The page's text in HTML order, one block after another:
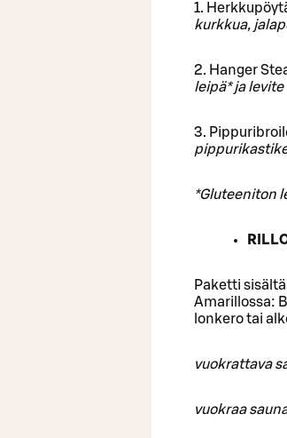
1.
kurkkua,
2. Hanger
leipä* ja levite
3.
*Gluteeniton
Paketti
Amarillossa:
lonkero tai
vuokrattava
vuokraa